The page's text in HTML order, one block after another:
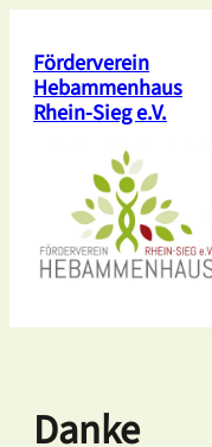
springen
Förderverein
Hebammenhaus
Rhein-Sieg e.V.
Danke